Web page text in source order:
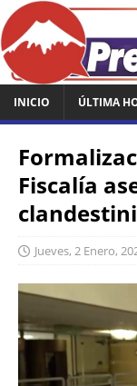
INICIO ÚLTIMA
Fiscalía
Jueves, 2 Enero,